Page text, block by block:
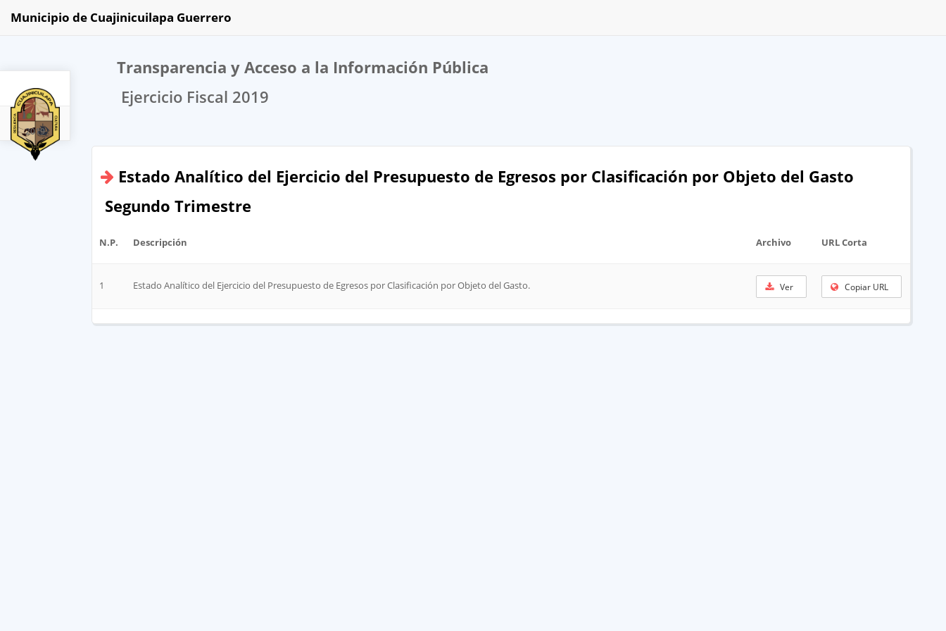
2019
Municipio de Cuajinicuilapa Guerrero
Transparencia y Acceso a la Información Pública
Ejercicio Fiscal 2019
Estado Analítico del Ejercicio del Presupuesto de Egresos por Clasificación por Objeto del Gasto
Segundo Trimestre
N.P. Descripción Archivo URL Corta
1 Estado Analítico del Ejercicio del Presupuesto de Egresos por Clasificación por Objeto del Gasto. Ver Copiar URL